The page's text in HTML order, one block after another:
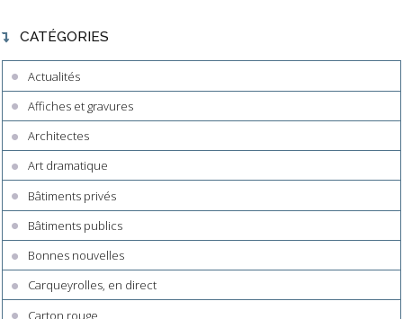
CATÉGORIES
Actualités
Affiches et gravures
Architectes
Art dramatique
Bâtiments privés
Bâtiments publics
Bonnes nouvelles
Carqueyrolles, en direct
Carton rouge